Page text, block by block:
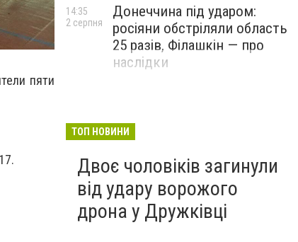
пяти
Донеччина під ударом:
росіяни обстріляли область
25 разів, Філашкін — про
наслідки
14:35
2 серпня
ТОП НОВИНИ
Двоє чоловіків загинули
від удару ворожого
дрона у Дружківці